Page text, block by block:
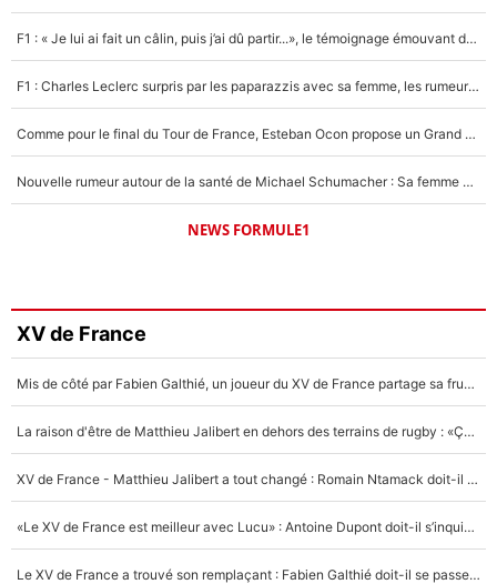
F1 : « Je lui ai fait un câlin, puis j’ai dû partir...», le témoignage émouvant de Max Verstappen sur sa fille
F1 : Charles Leclerc surpris par les paparazzis avec sa femme, les rumeurs étaient vraies !
Comme pour le final du Tour de France, Esteban Ocon propose un Grand Prix de Formule 1 à Paris : «Autour de l’Arc de Triomphe, ce serait génial» !
Nouvelle rumeur autour de la santé de Michael Schumacher : Sa femme Corinna sort du silence
NEWS FORMULE1
XV de France
Mis de côté par Fabien Galthié, un joueur du XV de France partage sa frustration : «ils ne me l’ont pas dit tout de suite»
La raison d'être de Matthieu Jalibert en dehors des terrains de rugby : «Ça m'atteint autant que si tu touches à un membre de ma famille»
XV de France - Matthieu Jalibert a tout changé : Romain Ntamack doit-il s’inquiéter pour sa place à un an de la Coupe du monde ?
«Le XV de France est meilleur avec Lucu» : Antoine Dupont doit-il s’inquiéter pour sa place ?
Le XV de France a trouvé son remplaçant : Fabien Galthié doit-il se passer d'Antoine Dupont ?